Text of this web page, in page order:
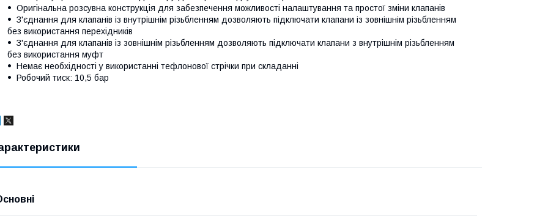
Оригінальна розсувна конструкція для забезпечення можливості налаштування та простої зміни клапанів
З'єднання для клапанів із внутрішнім різьбленням дозволяють підключати клапани із зовнішнім різьбленням
без використання перехідників
З'єднання для клапанів із зовнішнім різьбленням дозволяють підключати клапани з внутрішнім різьбленням
без використання муфт
Немає необхідності у використанні тефлонової стрічки при складанні
Робочий тиск: 10,5 бар